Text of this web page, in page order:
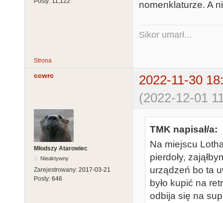
nomenklaturze. A
Sikor umarł...
Strona
ccwrc
2022-11-30
(2022-12-01
Młodszy Atarowiec
Nieaktywny
Zarejestrowany: 2017-03-21
Posty: 646
TMK napisał/a:
Na miejscu
pierdoły,
urządzeń bo ta
było kupić na
odbija się na